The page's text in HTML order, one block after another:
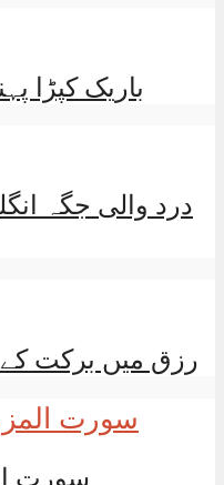
باریک کپڑا
درد والی جگہ
رزق میں برکت کے
سورت